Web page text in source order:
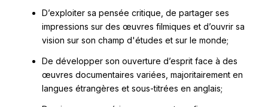
D’exploiter sa pensée critique, de partager ses
impressions sur des œuvres filmiques et d’ouvrir sa
vision sur son champ d'études et sur le monde;
De développer son ouverture d’esprit face à des
œuvres documentaires variées, majoritairement en
langues étrangères et sous-titrées en anglais;